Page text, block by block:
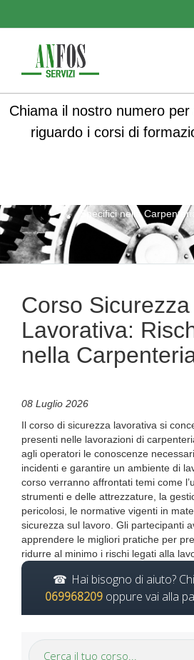
Chiama il nostro numero
riguardo i corsi di
Specifici nella
Corso Sicurezza
Lavorativa:
nella
08 Luglio 2026
Il corso di sicurezza lavorativa si
presenti nelle lavorazioni di
agli operatori le conoscenze
incidenti e garantire un ambiente di
corso verranno affrontati temi come
strumenti e delle attrezzature, la
pericolosi, le normative vigenti in
sicurezza sul lavoro. Gli partecipanti
apprendere le migliori pratiche per
ridurre al minimo i rischi legati alla
Hai bisogno di aiuto?
069968209 oppure vai alla